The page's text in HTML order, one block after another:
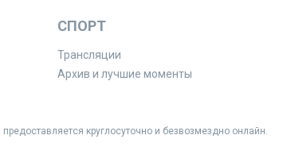
СПОРТ
Трансляции
Архив и лучшие моменты
круглосуточно и безвозмездно онлайн.